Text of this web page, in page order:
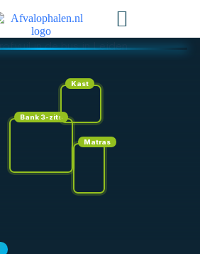
Bank 3-zits
Matras
Kast